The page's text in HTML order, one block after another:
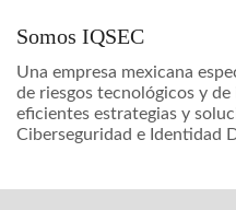
Somos IQSEC
Una empresa mexicana
de riesgos tecnológicos y
eficientes estrategias y
Ciberseguridad e Identidad